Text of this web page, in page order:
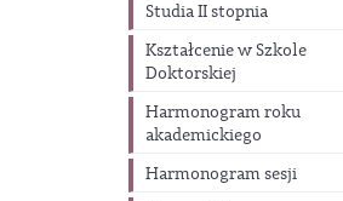
Studia II stopnia
Kształcenie w Szkole
Doktorskiej
Harmonogram roku
akademickiego
Harmonogram sesji